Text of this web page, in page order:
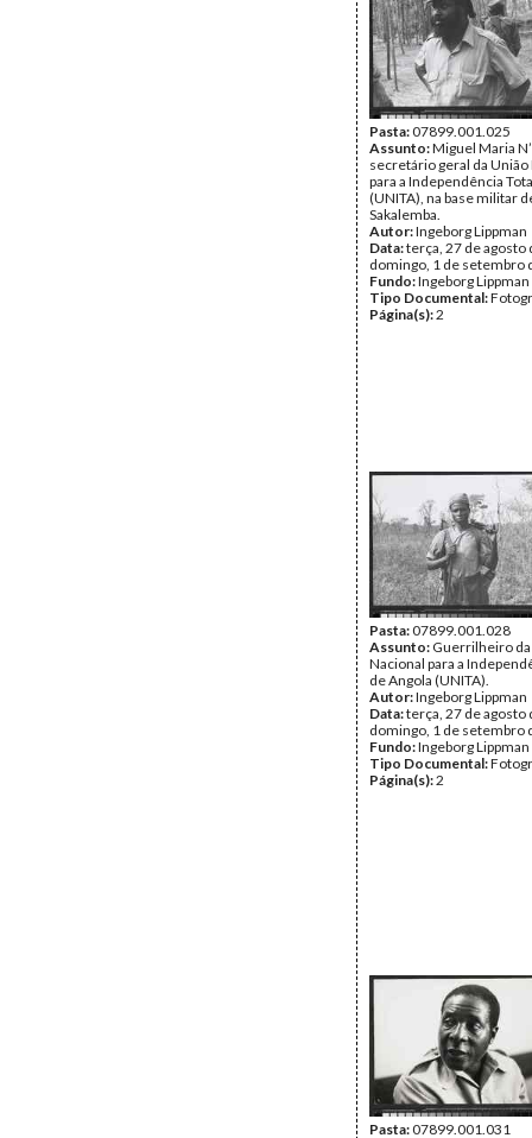
Pasta:07899.001.025
Assunto:Miguel Maria
secretário geral da União
para a Independência
(UNITA), na base militar
Sakalemba.
Autor:Ingeborg Lippman
Data:terça, 27 de agosto
domingo, 1 de setembro
Fundo:Ingeborg Lippman
Tipo Documental:
Página(s):2
Pasta:07899.001.028
Assunto: Guerrilheiro
Nacional para a
de Angola (UNITA).
Autor:Ingeborg Lippman
Data:terça, 27 de agosto
domingo, 1 de setembro
Fundo:Ingeborg Lippman
Tipo Documental:
Página(s):2
Pasta:07899.001.031